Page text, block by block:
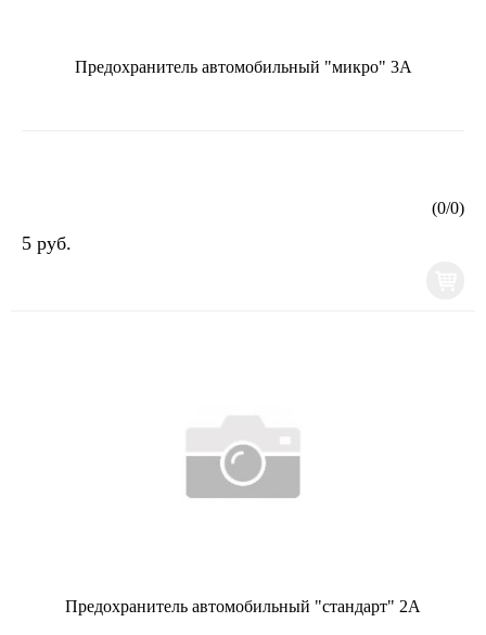
Предохранитель автомобильный "микро" 3А
(0/0)
5 руб.
Предохранитель автомобильный "стандарт" 2А